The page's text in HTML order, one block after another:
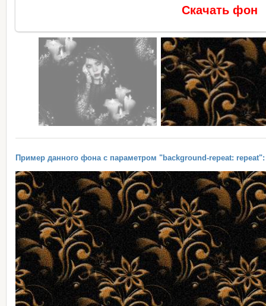
Скачать фон
Пример данного фона с параметром "background-repeat: repeat":